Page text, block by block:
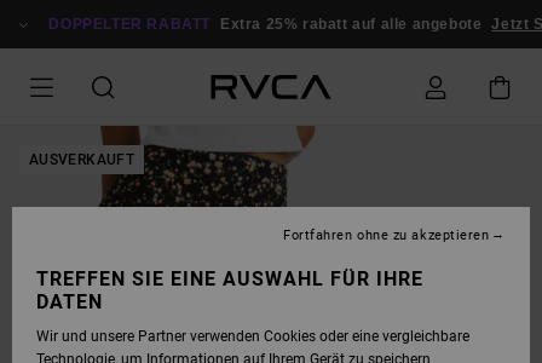
ZUR
DOPPELTER RABATT Extra 25% rabatt auf alle angebote Jetzt
AUSVERKAUFT
TREFFEN SIE EINE AUSWAHL FÜR IHRE
DATEN
Wir und unsere Partner verwenden Cookies oder eine vergleichbare
Technologie, um Informationen auf Ihrem Gerät zu speichern
Fortfahren ohne zu akzeptieren